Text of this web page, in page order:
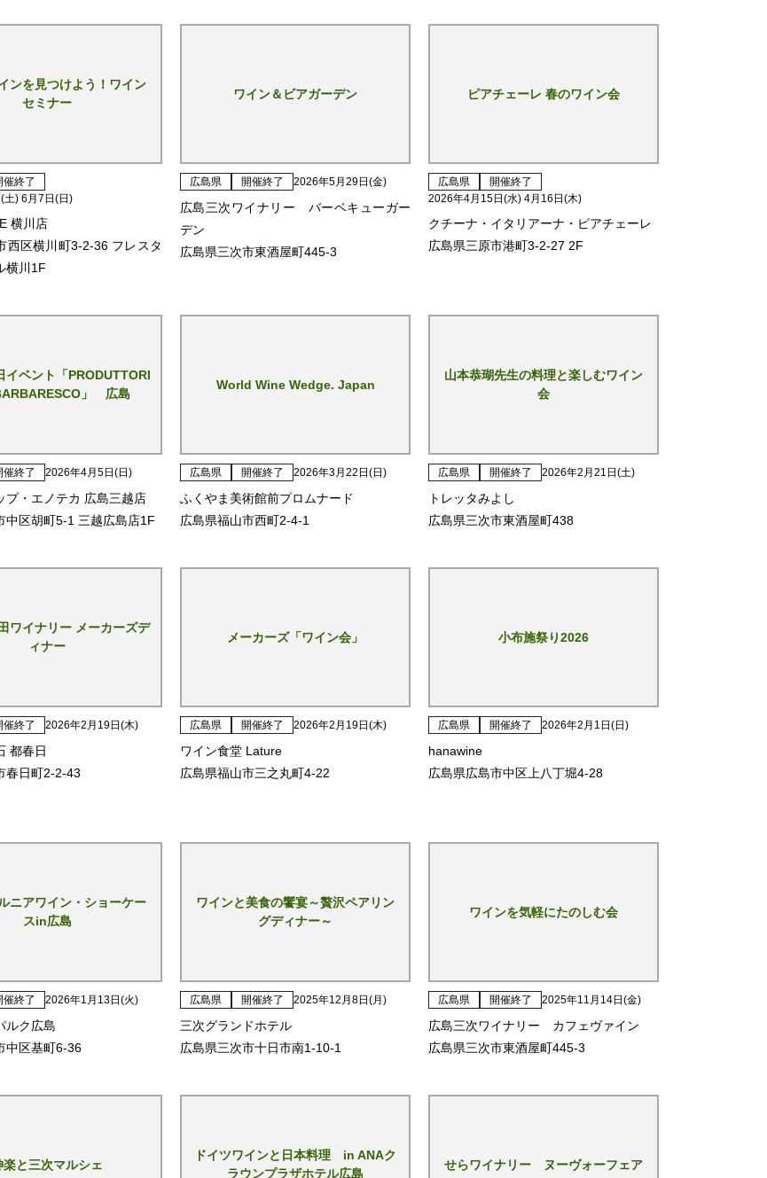
ンを見つけよう！ワイン
セミナー
催終了
土) 6月7日(日)
横川店
西区横川町3-2-36 フレスタ
横川1F
ワイン＆ビアガーデン
広島県 開催終了 2026年5月29日(金)
広島三次ワイナリー バーベキューガー
デン
広島県三次市東酒屋町445-3
ピアチェーレ 春のワイン会
広島県
開催終了
2026年4月15日(水) 4月16日(木)
クチーナ・イタリアーナ・ピアチェーレ
広島県三原市港町3-2-27 2F
イベント「PRODUTTORI
」 広島
催終了 2026年4月5日(日)
プ・エノテカ 広島三越店
中区胡町5-1 三越広島店1F
World Wine Wedge. Japan
広島県 開催終了 2026年3月22日(日)
ふくやま美術館前プロムナード
広島県福山市西町2-4-1
山本恭瑚先生の料理と楽しむワイン
会
広島県 開催終了 2026年2月21日(土)
トレッタみよし
広島県三次市東酒屋町438
ワイナリー メーカーズデ
ィナー
催終了 2026年2月19日(木)
都春日
春日町2-2-43
メーカーズ「ワイン会」
広島県 開催終了 2026年2月19日(木)
ワイン食堂 Lature
広島県福山市三之丸町4-22
小布施祭り2026
広島県 開催終了 2026年2月1日(日)
hanawine
広島県広島市中区上八丁堀4-28
ニアワイン・ショーケー
スin広島
催終了 2026年1月13日(火)
ルク広島
中区基町6-36
ワインと美食の饗宴～贅沢ペアリン
グディナー～
広島県 開催終了 2025年12月8日(月)
三次グランドホテル
広島県三次市十日市南1-10-1
ワインを気軽にたのしむ会
広島県 開催終了 2025年11月14日(金)
広島三次ワイナリー カフェヴァイン
広島県三次市東酒屋町445-3
楽と三次マルシェ
ドイツワインと日本料理 in ANAク
ラウンプラザホテル広島
せらワイナリー ヌーヴォーフェア